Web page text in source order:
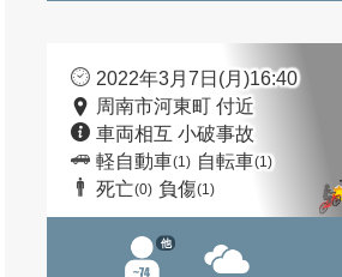
2022年3月7日(月)16:40
周南市河東町 付近
車両相互 小破事故
軽自動車(1) 自転車(1)
死亡(0) 負傷(1)
他